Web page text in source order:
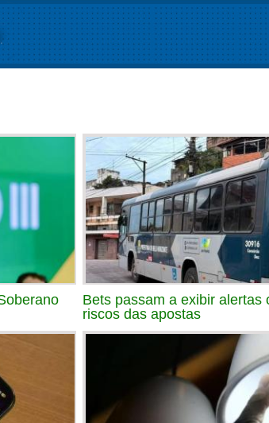
Bets passam a exibir alertas
riscos das apostas